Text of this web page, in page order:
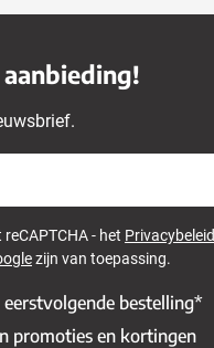
- het Privacybeleid
zijn van toepassing.
bestelling*
promoties en kortingen